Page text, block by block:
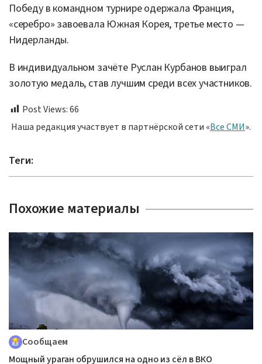
Победу в командном турнире одержала Франция,
«серебро» завоевала Южная Корея, третье место —
Нидерланды.
В индивидуальном зачёте Руслан Курбанов выиграл
золотую медаль, став лучшим среди всех участников.
Post Views:66
Наша редакция участвует в партнёрской сети «Все СМИ».
Теги:
Похожие материалы
Сообщаем
Мощный ураган обрушился на одно из сёл в ВКО